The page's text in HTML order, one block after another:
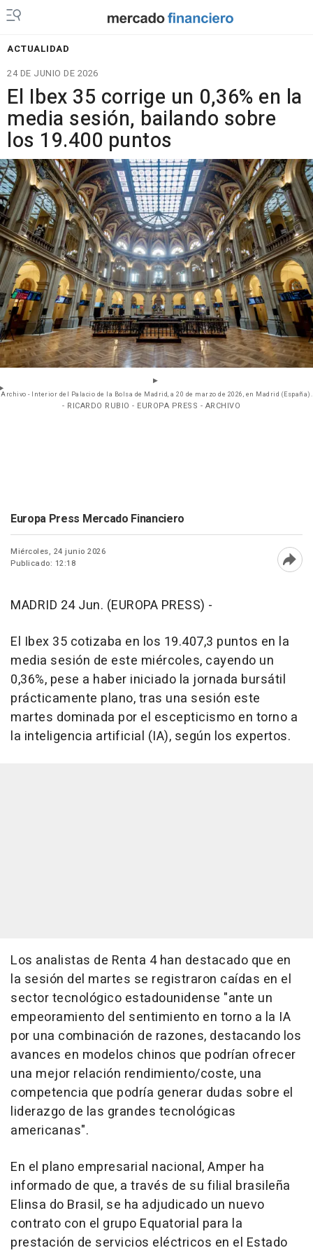
ACTUALIDAD
24 DE JUNIO DE 2026
El Ibex 35 corrige un 0,36% en la
media sesión, bailando sobre
los 19.400 puntos
Archivo - Interior del Palacio de la Bolsa de Madrid, a 20 de marzo de 2026, en Madrid (España).
- RICARDO RUBIO - EUROPA PRESS - ARCHIVO
Europa Press Mercado Financiero
Miércoles, 24 junio 2026
Publicado: 12:18
MADRID 24 Jun. (EUROPA PRESS) -
El Ibex 35 cotizaba en los 19.407,3 puntos en la
media sesión de este miércoles, cayendo un
0,36%, pese a haber iniciado la jornada bursátil
prácticamente plano, tras una sesión este
martes dominada por el escepticismo en torno a
la inteligencia artificial (IA), según los expertos.
Los analistas de Renta 4 han destacado que en
la sesión del martes se registraron caídas en el
sector tecnológico estadounidense "ante un
empeoramiento del sentimiento en torno a la IA
por una combinación de razones, destacando los
avances en modelos chinos que podrían ofrecer
una mejor relación rendimiento/coste, una
competencia que podría generar dudas sobre el
liderazgo de las grandes tecnológicas
americanas".
En el plano empresarial nacional, Amper ha
informado de que, a través de su filial brasileña
Elinsa do Brasil, se ha adjudicado un nuevo
contrato con el grupo Equatorial para la
prestación de servicios eléctricos en el Estado